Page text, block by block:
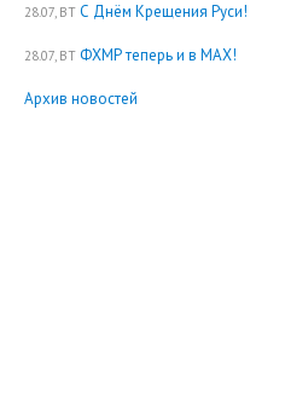
28.07, ВТ С Днём Крещения Руси!
28.07, ВТ ФХМР теперь и в MAX!
Архив новостей